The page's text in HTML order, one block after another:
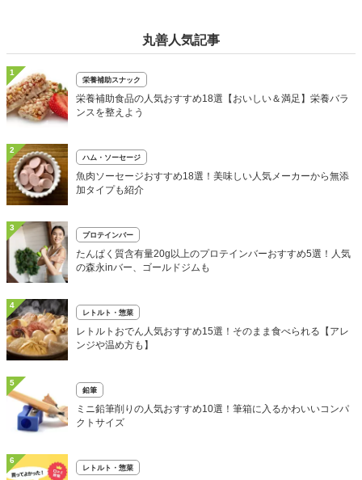
丸善人気記事
1
栄養補助スナック
栄養補助食品の人気おすすめ18選【おいしい＆満足】栄養バラ
ンスを整えよう
2
ハム・ソーセージ
魚肉ソーセージおすすめ18選！美味しい人気メーカーから無添
加タイプも紹介
3
プロテインバー
たんぱく質含有量20g以上のプロテインバーおすすめ5選！人気
の森永inバー、ゴールドジムも
4
レトルト・惣菜
レトルトおでん人気おすすめ15選！そのまま食べられる【アレ
ンジや温め方も】
5
鉛筆
ミニ鉛筆削りの人気おすすめ10選！筆箱に入るかわいいコンパ
クトサイズ
6
レトルト・惣菜